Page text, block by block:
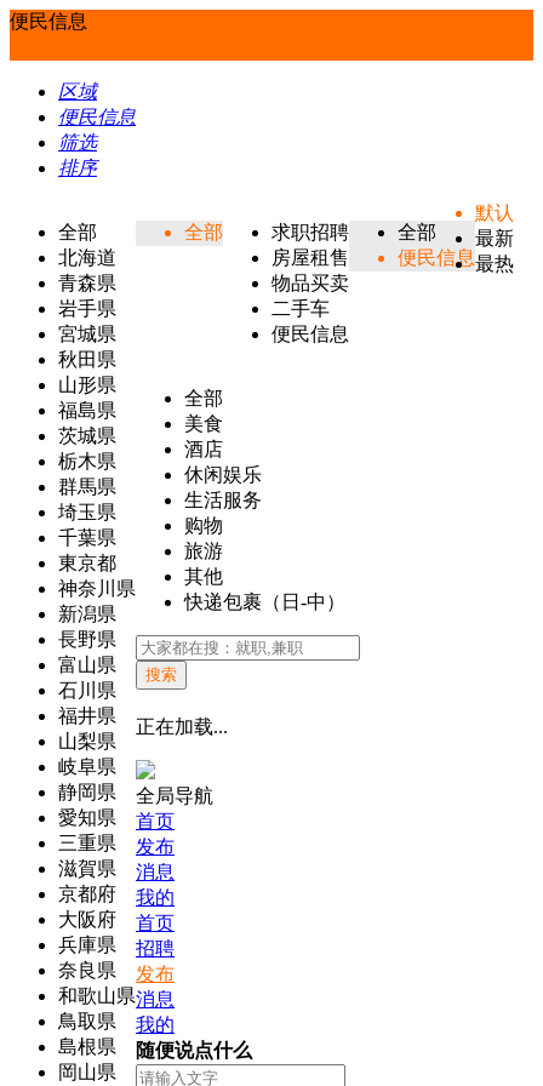
便民信息
区域
便民信息
筛选
排序
全部
北海道
青森県
岩手県
宮城県
秋田県
山形県
福島県
茨城県
栃木県
群馬県
埼玉県
千葉県
東京都
神奈川県
新潟県
長野県
富山県
石川県
福井県
山梨県
岐阜県
静岡県
愛知県
三重県
滋賀県
京都府
大阪府
兵庫県
奈良県
和歌山県
鳥取県
島根県
岡山県
全部
求职招聘
房屋租售
物品买卖
二手车
便民信息
全部
便民信息
全部
美食
酒店
休闲娱乐
生活服务
购物
旅游
其他
快递包裹（日-中）
默认
最新
最热
搜索
正在加载...
全局导航
首页
发布
消息
我的
首页
招聘
发布
消息
我的
随便说点什么